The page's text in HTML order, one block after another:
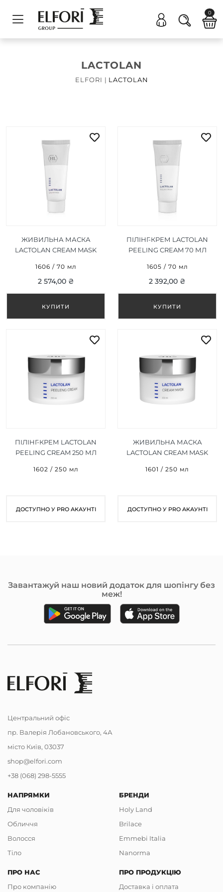
0
LACTOLAN
ELFORI | LACTOLAN
ЖИВИЛЬНА МАСКА
LACTOLAN CREAM MASK
1606 / 70 мл
2 574,00 ₴
ПІЛІНГ-КРЕМ LACTOLAN
PEELING CREAM 70 МЛ
1605 / 70 мл
2 392,00 ₴
ПІЛІНГ-КРЕМ LACTOLAN
PEELING CREAM 250 МЛ
1602 / 250 мл
ДОСТУПНО У PRO АКАУНТІ
ЖИВИЛЬНА МАСКА
LACTOLAN CREAM MASK
1601 / 250 мл
ДОСТУПНО У PRO АКАУНТІ
Завантажуй наш новий додаток для шопінгу без
меж!
Центральний офіс
пр. Валерія Лобановського, 4А
місто Київ, 03037
shop@elfori.com
+38 (068) 298-5555
НАПРЯМКИ
Для чоловіків
Обличчя
Волосся
Тіло
БРЕНДИ
Holy Land
Brilace
Emmebi Italia
Nanorma
ПРО НАС
Про компанію
ПРО ПРОДУКЦІЮ
Доставка і оплата